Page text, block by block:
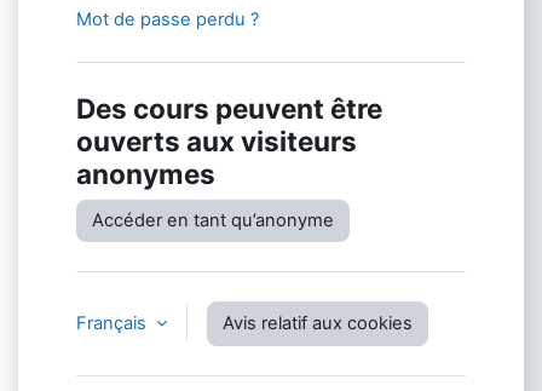
Mot de passe perdu ?
Des cours peuvent être
ouverts aux visiteurs
anonymes
Accéder en tant qu’anonyme
Français Avis relatif aux cookies